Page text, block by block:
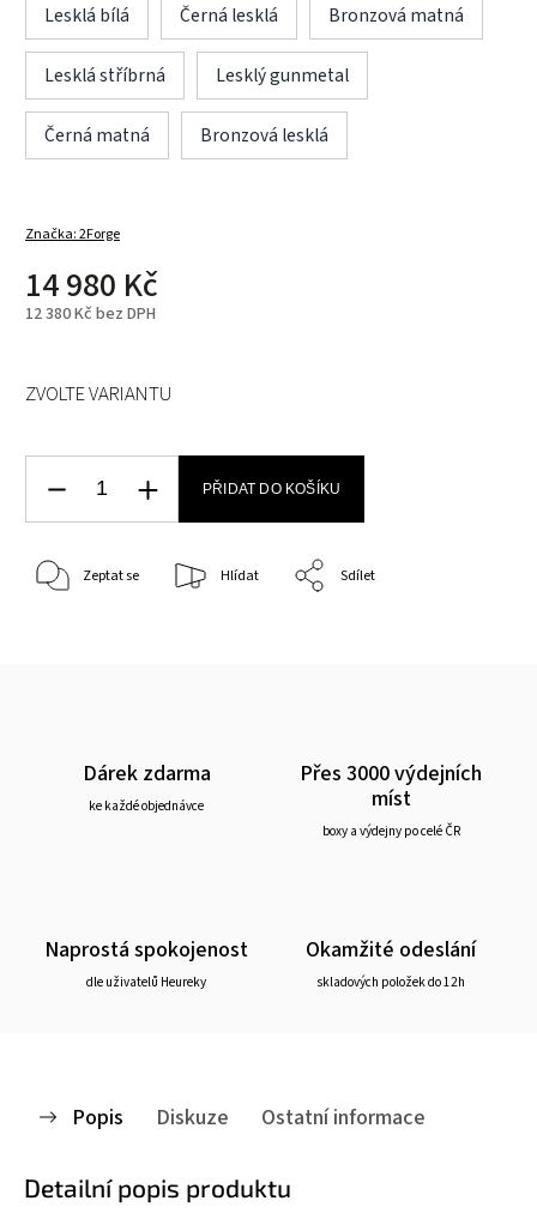
Lesklá bílá
Černá lesklá Bronzová matná
Lesklá stříbrná Lesklý gunmetal
Černá matná Bronzová lesklá
Značka:2Forge
14 980 Kč
12 380 Kč bez DPH
ZVOLTE VARIANTU
PŘIDAT DO KOŠÍKU
Zeptat se Hlídat Sdílet
Dárek zdarma
ke každé objednávce
Přes 3000 výdejních
míst
boxy a výdejny po celé ČR
Naprostá spokojenost
dle uživatelů Heureky
Okamžité odeslání
skladových položek do 12h
Popis Diskuze Ostatní informace
Detailní popis produktu